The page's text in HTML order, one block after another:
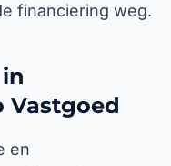
financiering weg.
Vastgoed
en